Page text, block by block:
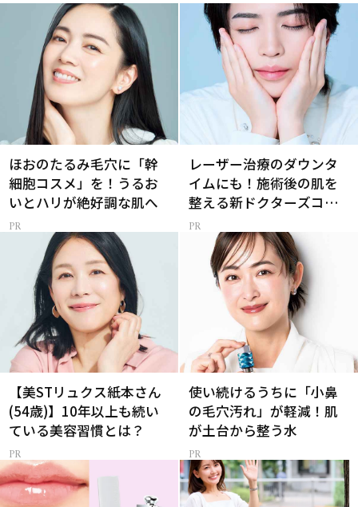
ほおのたるみ毛穴に「幹
細胞コスメ」を！うるお
いとハリが絶好調な肌へ
レーザー治療のダウンタ
イムにも！施術後の肌を
整える新ドクターズコス
メ
【美STリュクス紙本さん
(54歳)】10年以上も続い
ている美容習慣とは？
使い続けるうちに「小鼻
の毛穴汚れ」が軽減！肌
が土台から整う水